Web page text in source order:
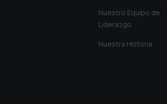
Nuestro Equipo de
Liderazgo
Nuestra Historia